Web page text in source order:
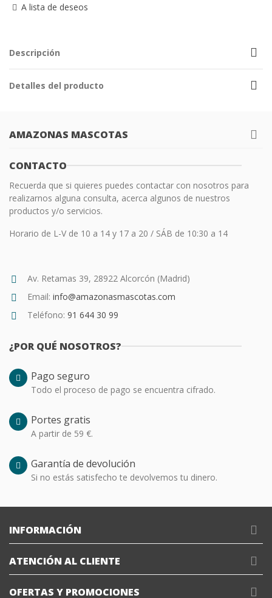
A lista de deseos
Descripción
Detalles del producto
AMAZONAS MASCOTAS
CONTACTO
Recuerda que si quieres puedes contactar con nosotros para
realizarnos alguna consulta, acerca algunos de nuestros
productos y/o servicios.
Horario de L-V de 10 a 14 y 17 a 20 / SÁB de 10:30 a 14
Av. Retamas 39, 28922 Alcorcón (Madrid)
Email: info@amazonasmascotas.com
Teléfono: 91 644 30 99
¿POR QUÉ NOSOTROS?
Pago seguro
Todo el proceso de pago se encuentra cifrado.
Portes gratis
A partir de 59 €.
Garantía de devolución
Si no estás satisfecho te devolvemos tu dinero.
INFORMACIÓN
ATENCIÓN AL CLIENTE
OFERTAS Y PROMOCIONES